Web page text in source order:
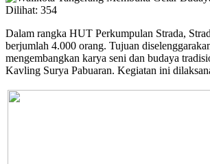
Dilihat: 354
Dalam rangka HUT Perkumpulan Strada,
berjumlah 4.000 orang. Tujuan
mengembangkan karya seni dan budaya
Kavling Surya Pabuaran. Kegiatan ini